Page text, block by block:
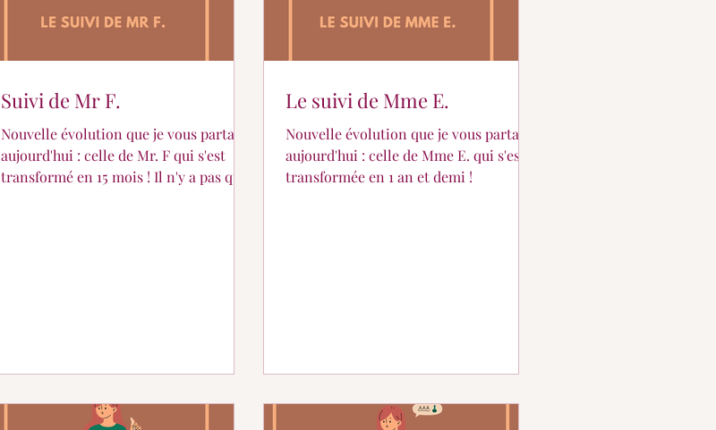
Suivi de Mr F.
Nouvelle évolution que je vous partage
aujourd'hui : celle de Mr. F qui s'est
transformé en 15 mois ! Il n'y a pas que
Le suivi de Mme E.
Nouvelle évolution que je vous partage
aujourd'hui : celle de Mme E. qui s'est
transformée en 1 an et demi !